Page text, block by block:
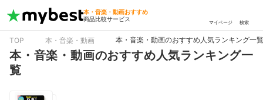
本・音楽・動画おすすめ
商品比較サービス
マイページ 検索
TOP 本・音楽・動画 本・音楽・動画のおすすめ人気ランキング一覧
本・音楽・動画のおすすめ人気ランキング一
覧